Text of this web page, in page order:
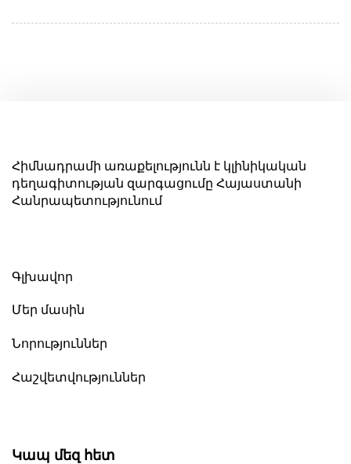
Հիմնադրամի առաքելությունն է կլինիկական
դեղագիտության զարգացումը Հայաստանի
Հանրապետությունում
Գլխավոր
Մեր մասին
Նորություններ
Հաշվետվություններ
Կապ մեզ հետ